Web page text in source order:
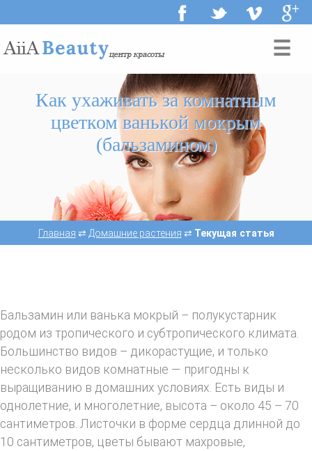
☰
Как ухаживать за комнатным
цветком ванькой мокрым
(бальзамином)
Главная ⇄ Домашние растения ⇄ Текущая статья
Бальзамин или ванька мокрый – полукустарник
родом из тропического и субтропического климата.
Большинство видов – дикорастущие, и только
несколько видов комнатные — пригодны к
выращиванию в домашних условиях. Есть виды и
однолетние, и многолетние, высота – около 45 – 70
сантиметров. Листочки в форме сердца длинной до
10 сантиметров, цветы бывают махровые,